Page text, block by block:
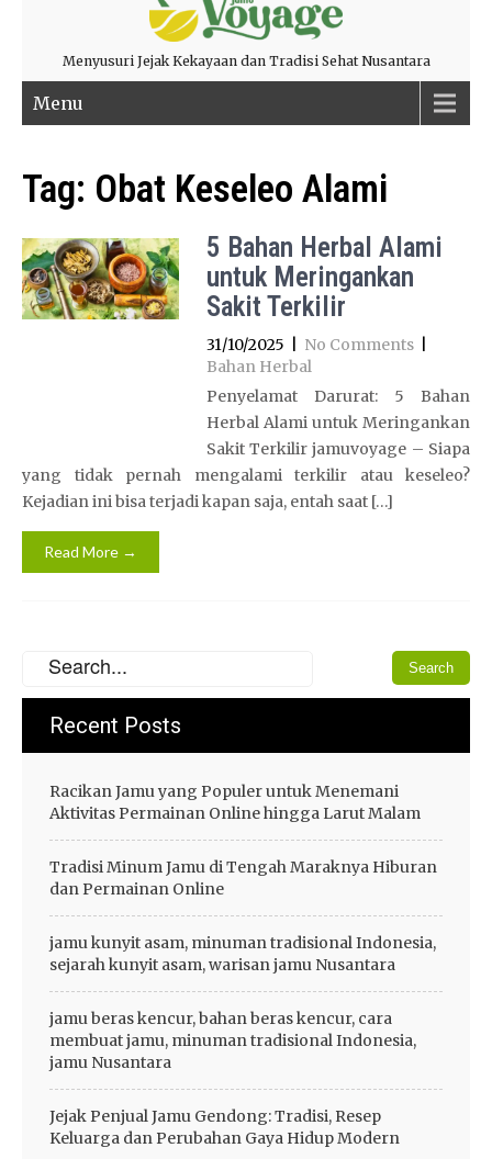
Menyusuri Jejak Kekayaan dan Tradisi Sehat Nusantara
Menu
Tag: Obat Keseleo Alami
5 Bahan Herbal Alami
untuk Meringankan
Sakit Terkilir
31/10/2025 No Comments
Bahan Herbal
Penyelamat Darurat: 5 Bahan
Herbal Alami untuk Meringankan
Sakit Terkilir jamuvoyage – Siapa
yang tidak pernah mengalami terkilir atau keseleo?
Kejadian ini bisa terjadi kapan saja, entah saat […]
Read More →
Recent Posts
Racikan Jamu yang Populer untuk Menemani
Aktivitas Permainan Online hingga Larut Malam
Tradisi Minum Jamu di Tengah Maraknya Hiburan
dan Permainan Online
jamu kunyit asam, minuman tradisional Indonesia,
sejarah kunyit asam, warisan jamu Nusantara
jamu beras kencur, bahan beras kencur, cara
membuat jamu, minuman tradisional Indonesia,
jamu Nusantara
Jejak Penjual Jamu Gendong: Tradisi, Resep
Keluarga dan Perubahan Gaya Hidup Modern